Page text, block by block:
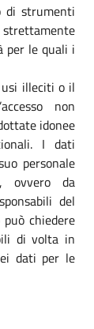
di strumenti
per le quali i
illeciti o il
non
idonee
I dati
personale
ovvero da
del
chiedere
di volta in
dati per le